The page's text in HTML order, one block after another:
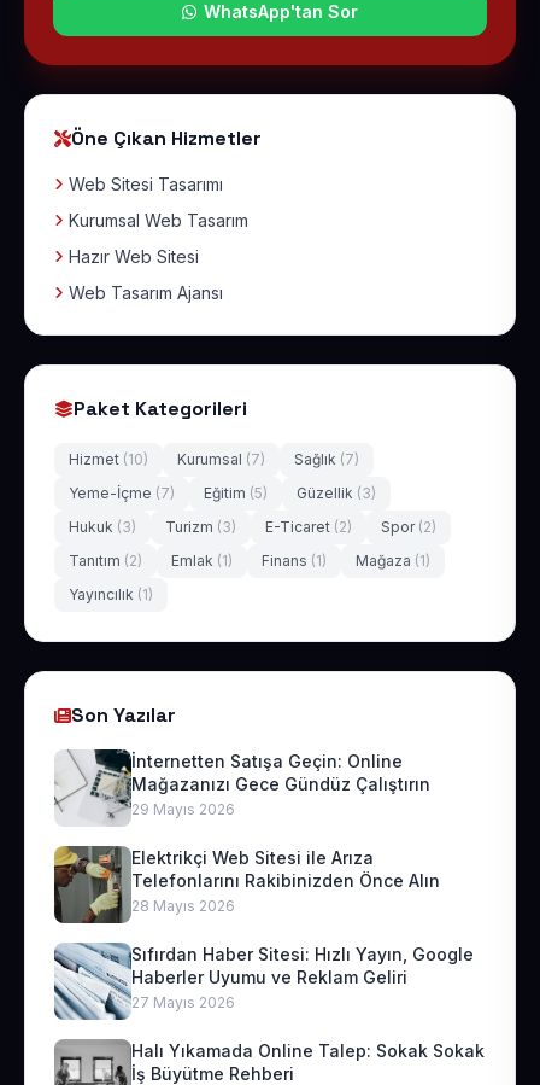
WhatsApp'tan Sor
Öne Çıkan Hizmetler
Web Sitesi Tasarımı
Kurumsal Web Tasarım
Hazır Web Sitesi
Web Tasarım Ajansı
Paket Kategorileri
Hizmet (10) Kurumsal (7) Sağlık (7)
Yeme-İçme (7) Eğitim (5) Güzellik (3)
Hukuk (3) Turizm (3) E-Ticaret (2) Spor (2)
Tanıtım (2) Emlak (1) Finans (1) Mağaza (1)
Yayıncılık (1)
Son Yazılar
İnternetten Satışa Geçin: Online
Mağazanızı Gece Gündüz Çalıştırın
29 Mayıs 2026
Elektrikçi Web Sitesi ile Arıza
Telefonlarını Rakibinizden Önce Alın
28 Mayıs 2026
Sıfırdan Haber Sitesi: Hızlı Yayın, Google
Haberler Uyumu ve Reklam Geliri
27 Mayıs 2026
Halı Yıkamada Online Talep: Sokak Sokak
İş Büyütme Rehberi